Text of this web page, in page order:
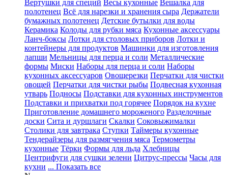
Вертушки для специй Весы кухонные Вешалка для
полотенец Всё для нарезки и хранения сыра Держатели
бумажных полотенец Детские бутылки для воды
Керамика Колоды для рубки мяса Кухонные аксессуары
Ланч-боксы Лотки для столовых приборов Лотки и
контейнеры для продуктов Машинки для изготовления
лапши Мельницы для перца и соли Металлические
формы Миски Наборы для перца и соли Наборы
кухонных аксессуаров Овощерезки Перчатки для чистки
овощей Перчатки для чистки рыбы Подвесная кухонная
утварь Подносы Подставки для кухонных инструментов
Подставки и прихватки под горячее Порядок на кухне
Приготовление домашнего мороженого Разделочные
доски Сита и дуршлаги Скалки Соковыжималки
Столики для завтрака Ступки Таймеры кухонные
Тендерайзеры для размягчения мяса Термометры
кухонные Тёрки Формы для льда Хлебницы
Центрифуги для сушки зелени Цитрус-прессы Часы для
кухни ... Показать все